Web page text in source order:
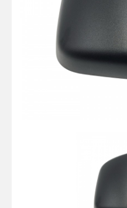
Запчасти кузова и
Малый
Маркировочные
Пневматические
Автономное
кондиционировани
Стяжные ремни и